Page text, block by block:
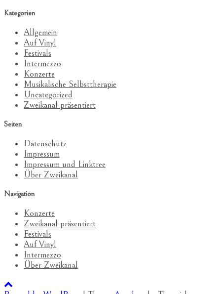
Kategorien
Allgemein
Auf Vinyl
Festivals
Intermezzo
Konzerte
Musikalische Selbsttherapie
Uncategorized
Zweikanal präsentiert
Seiten
Datenschutz
Impressum
Impressum und Linktree
Über Zweikanal
Navigation
Konzerte
Zweikanal präsentiert
Festivals
Auf Vinyl
Intermezzo
Über Zweikanal